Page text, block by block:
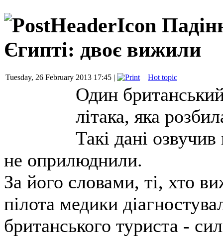
Єгипті: двоє вижили
Tuesday, 26 February 2013 17:45 | Hot topic
Один британський
літака, яка
Такі дані
не оприлюднили.
За його словами, ті, хто
пілота медики
британського туриста -